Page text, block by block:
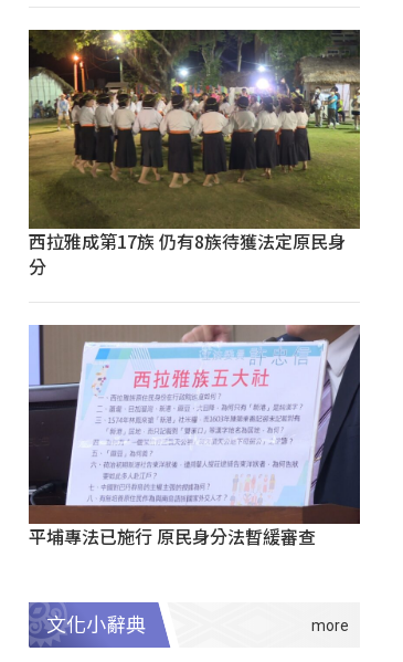
西拉雅成第17族 仍有8族待獲法定原民身
分
平埔專法已施行 原民身分法暫緩審查
文化小辭典